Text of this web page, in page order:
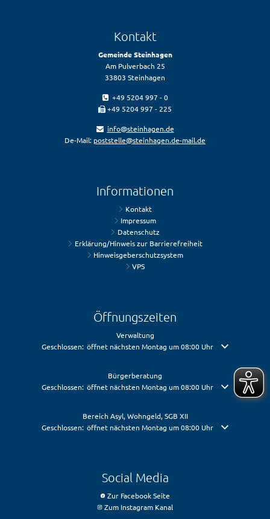
Kontakt
Gemeinde Steinhagen
Am Pulverbach 25
33803 Steinhagen
+49 5204 997 - 0
+49 5204 997 - 225
info@steinhagen.de
De-Mail: poststelle@steinhagen.de-mail.de
Informationen
Kontakt
Impressum
Datenschutz
Erklärung/Hinweis zur Barrierefreiheit
Hinweisgeberschutzsystem
VPS
Öffnungszeiten
Verwaltung
Klicken, um weitere Öffnungs- oder Schließzeiten auszublenden
Geschlossen: öffnet nächsten Montag um 08:00 Uhr
Bürgerberatung
Klicken, um weitere Öffnungs- oder Schließzeiten auszublenden
Geschlossen: öffnet nächsten Montag um 08:00 Uhr
Bereich Asyl, Wohngeld, SGB XII
Klicken, um weitere Öffnungs- oder Schließzeiten auszublenden
Geschlossen: öffnet nächsten Montag um 08:00 Uhr
Social Media
Zur Facebook Seite
Zum Instagram Kanal